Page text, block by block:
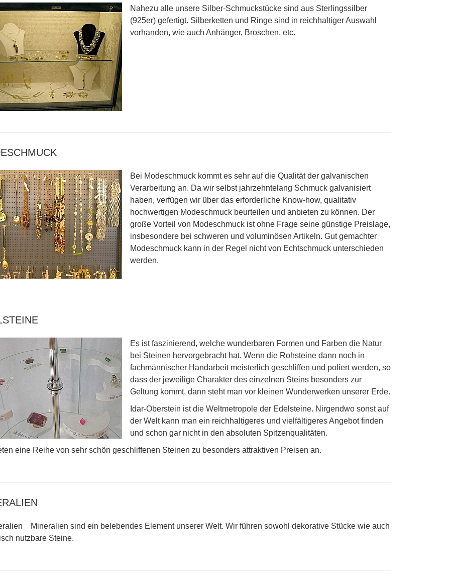
Nahezu alle unsere Silber-Schmuckstücke sind aus Sterlingssilber
(925er) gefertigt. Silberketten und Ringe sind in reichhaltiger Auswahl
vorhanden, wie auch Anhänger, Broschen, etc.
Bei Modeschmuck kommt es sehr auf die Qualität der galvanischen
Verarbeitung an. Da wir selbst jahrzehntelang Schmuck galvanisiert
haben, verfügen wir über das erforderliche Know-how, qualitativ
hochwertigen Modeschmuck beurteilen und anbieten zu können. Der
große Vorteil von Modeschmuck ist ohne Frage seine günstige Preislage,
insbesondere bei schweren und voluminösen Artikeln. Gut gemachter
Modeschmuck kann in der Regel nicht von Echtschmuck unterschieden
werden.
Es ist faszinierend, welche wunderbaren Formen und Farben die Natur
bei Steinen hervorgebracht hat. Wenn die Rohsteine dann noch in
fachmännischer Handarbeit meisterlich geschliffen und poliert werden, so
dass der jeweilige Charakter des einzelnen Steins besonders zur
Geltung kommt, dann steht man vor kleinen Wunderwerken unserer Erde.
Idar-Oberstein ist die Weltmetropole der Edelsteine. Nirgendwo sonst auf
der Welt kann man ein reichhaltigeres und vielfältigeres Angebot finden
und schon gar nicht in den absoluten Spitzenqualitäten.
eine Reihe von sehr schön geschliffenen Steinen zu besonders attraktiven Preisen an.
Mineralien sind ein belebendes Element unserer Welt. Wir führen sowohl dekorative Stücke wie auch
nutzbare Steine.